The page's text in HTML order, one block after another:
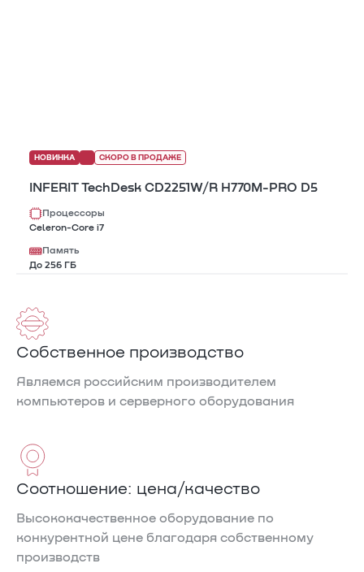
НОВИНКА СКОРО В ПРОДАЖЕ
INFERIT TechDesk CD2251W/R H770M-PRO D5
Процессоры
Celeron-Core i7
Память
До 256 ГБ
Собственное производство
Являемся российским производителем
компьютеров и серверного оборудования
Соотношение: цена/качество
Высококачественное оборудование по
конкурентной цене благодаря собственному
производств